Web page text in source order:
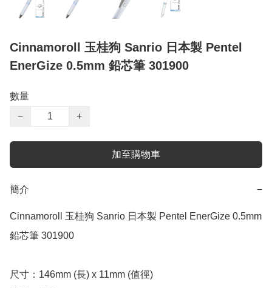
Cinnamoroll 玉桂狗 Sanrio 日本製 Pentel
EnerGize 0.5mm 鉛芯筆 301900
數量
−
+
加至購物車
簡介 −
Cinnamoroll 玉桂狗 Sanrio 日本製 Pentel EnerGize 0.5mm
鉛芯筆 301900
尺寸：146mm (長) x 11mm (值徑)